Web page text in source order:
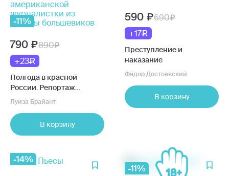
-11%
790
890
+23
Полгода в красной
России. Репортаж
американской
большевиков
Луиза Брайант
В корзину
590
690
+17
Преступление и
наказание
Фёдор Достоевский
В корзину
-14%
-11%